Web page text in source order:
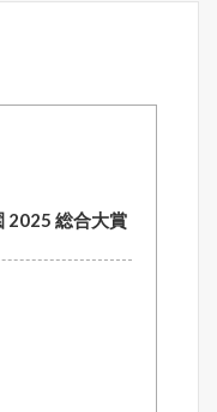
2025 総合大賞